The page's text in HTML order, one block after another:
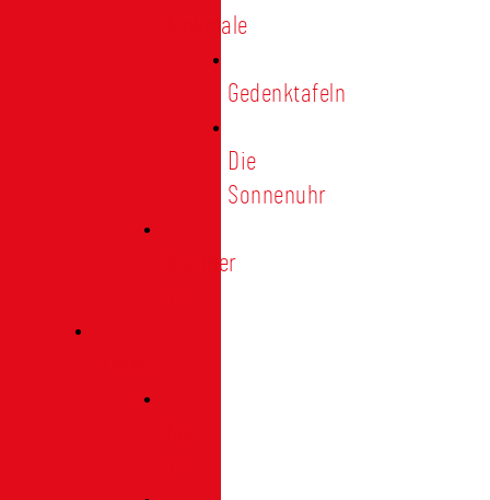
Denkmale
Gedenktafeln
Die
Sonnenuhr
Ratinger